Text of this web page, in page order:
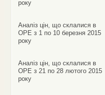
року
Аналіз цін, що склалися в
ОРЕ з 1 по 10 березня 2015
року
Аналіз цін, що склалися в
ОРЕ з 21 по 28 лютого 2015
року